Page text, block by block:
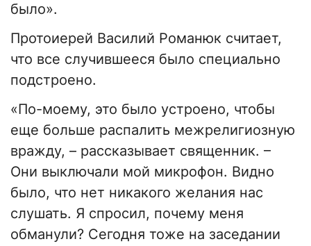
было».
Протоиерей Василий Романюк считает,
что все случившееся было специально
подстроено.
«По-моему, это было устроено, чтобы
еще больше распалить межрелигиозную
вражду, – рассказывает священник. –
Они выключали мой микрофон. Видно
было, что нет никакого желания нас
слушать. Я спросил, почему меня
обманули? Сегодня тоже на заседании